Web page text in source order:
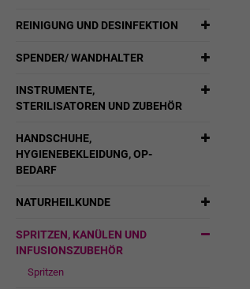
REINIGUNG UND DESINFEKTION
SPENDER/ WANDHALTER
INSTRUMENTE,
STERILISATOREN UND ZUBEHÖR
HANDSCHUHE,
HYGIENEBEKLEIDUNG, OP-
BEDARF
NATURHEILKUNDE
SPRITZEN, KANÜLEN UND
INFUSIONSZUBEHÖR
Spritzen